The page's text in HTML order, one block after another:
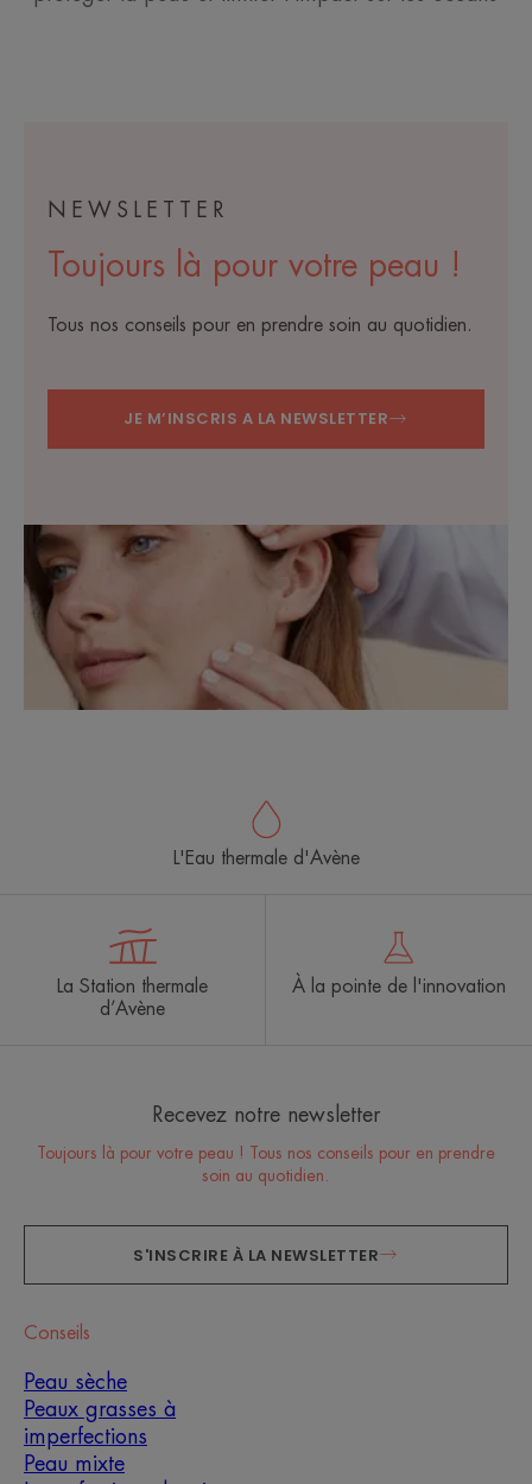
NEWSLETTER
Toujours là pour votre peau !
Tous nos conseils pour en prendre soin au quotidien.
JE M’INSCRIS A LA NEWSLETTER
L'Eau thermale d'Avène
La Station thermale
d’Avène
À la pointe de l'innovation
Recevez notre newsletter
Toujours là pour votre peau ! Tous nos conseils pour en prendre
soin au quotidien.
S'INSCRIRE À LA NEWSLETTER
Conseils
Peau sèche
Peaux grasses à
imperfections
Peau mixte